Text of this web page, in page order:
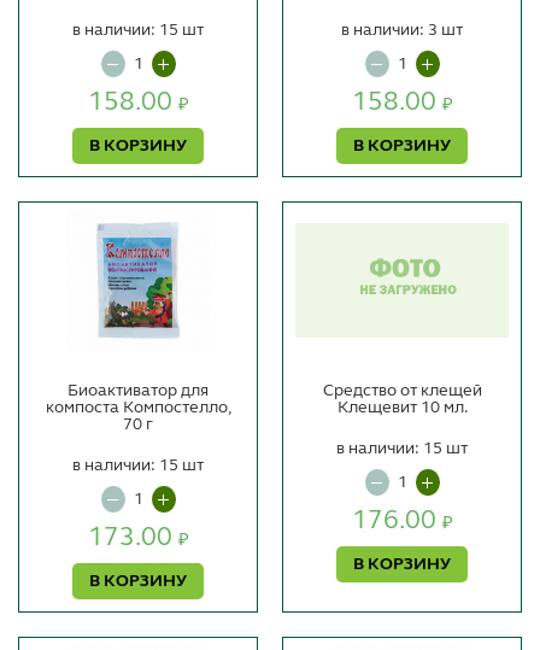
158.00 ₽
В КОРЗИНУ
в наличии: 15 шт
158.00 ₽
В КОРЗИНУ
в наличии: 3 шт
Биоактиватор для
компоста Компостелло,
70 г
173.00 ₽
В КОРЗИНУ
в наличии: 15 шт
Средство от клещей
Клещевит 10 мл.
176.00 ₽
В КОРЗИНУ
в наличии: 15 шт